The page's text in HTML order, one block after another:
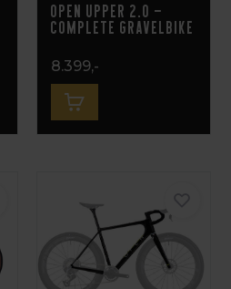
OPEN UPPER 2.0 –
Complete Gravelbike
8.399,-